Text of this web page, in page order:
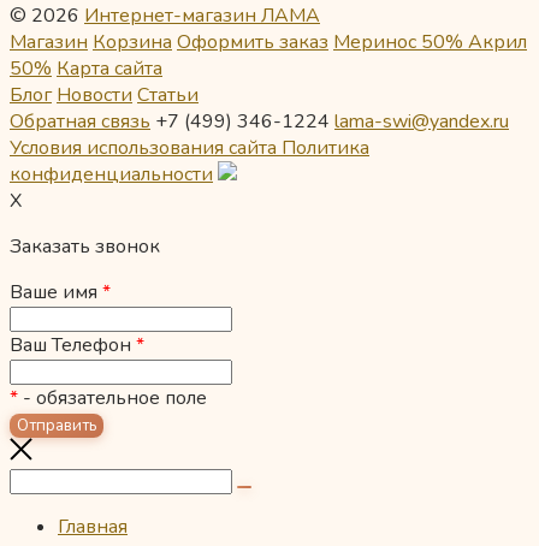
© 2026 Интернет-магазин ЛАМА
Магазин Корзина Оформить заказ Меринос 50% Акрил
50% Карта сайта
Блог Новости Статьи
Обратная связь +7 (499) 346-1224 lama-swi@yandex.ru
Условия использования сайта Политика
конфиденциальности
X
Заказать звонок
Ваше имя *
Ваш Телефон *
* - обязательное поле
Главная